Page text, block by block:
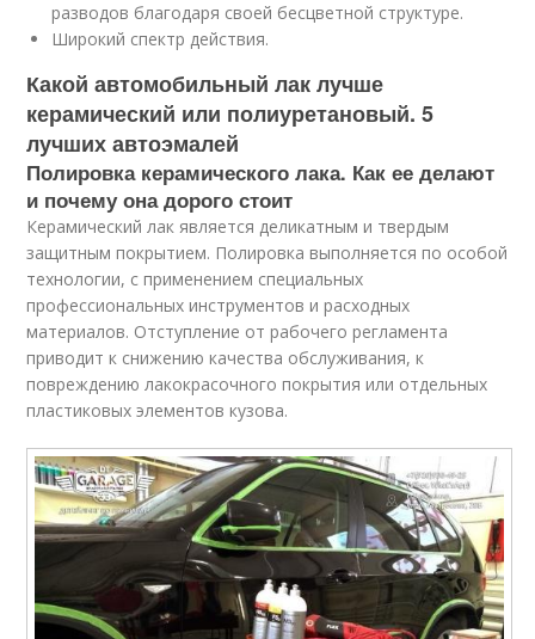
разводов благодаря своей бесцветной структуре.
Широкий спектр действия.
Какой автомобильный лак лучше
керамический или полиуретановый. 5
лучших автоэмалей
Полировка керамического лака. Как ее делают
и почему она дорого стоит
Керамический лак является деликатным и твердым
защитным покрытием. Полировка выполняется по особой
технологии, с применением специальных
профессиональных инструментов и расходных
материалов. Отступление от рабочего регламента
приводит к снижению качества обслуживания, к
повреждению лакокрасочного покрытия или отдельных
пластиковых элементов кузова.